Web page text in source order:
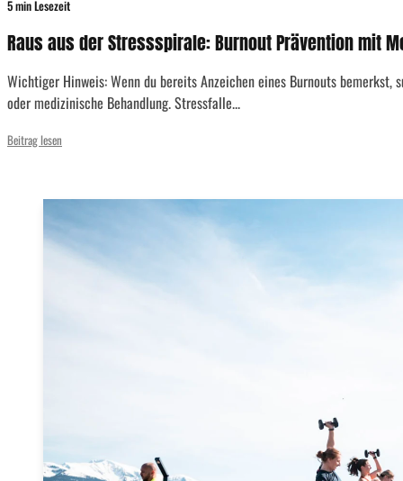
5 min Lesezeit
Raus aus der Stressspirale: Burnout Prävention mit
Wichtiger Hinweis: Wenn du bereits Anzeichen eines Burnouts
oder medizinische Behandlung. Stressfalle...
Beitrag lesen